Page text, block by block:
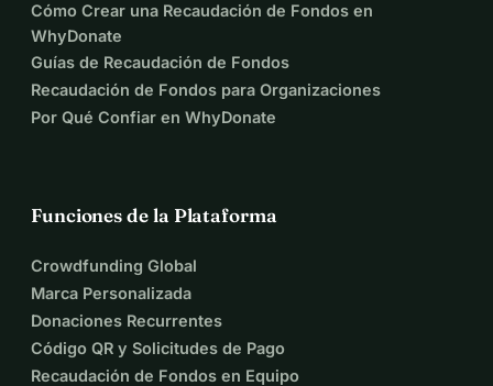
Cómo Crear una Recaudación de Fondos en
WhyDonate
Guías de Recaudación de Fondos
Recaudación de Fondos para Organizaciones
Por Qué Confiar en WhyDonate
Funciones de la Plataforma
Crowdfunding Global
Marca Personalizada
Donaciones Recurrentes
Código QR y Solicitudes de Pago
Recaudación de Fondos en Equipo